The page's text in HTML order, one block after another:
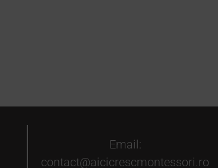
Email:
contact@aicicrescmontessori.ro